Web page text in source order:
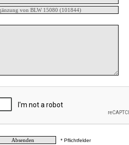
* Pflichtfelder